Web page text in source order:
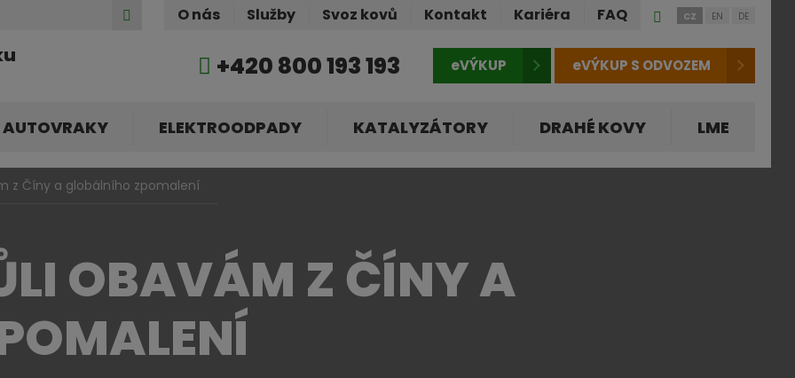
+420 800 193 193
Hledat O nás Služby Svoz kovů Kontakt Kariéra FAQ
eVÝKUP eVÝKUP S ODVOZEM
Přihlášení
klienstké
CZ EN DE
AUTOVRAKY ELEKTROODPADY KATALYZÁTORY DRAHÉ KOVY LME
z Číny a globálního zpomalení
OBAVÁM Z ČÍNY A